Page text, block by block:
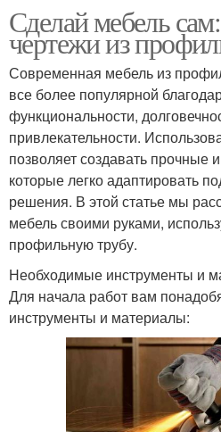
Сделай мебель
чертежи из
Современная мебель из
все более популярной
функциональности,
привлекательности.
позволяет создавать прочные
которые легко адаптировать
решения. В этой статье мы
мебель своими руками,
профильную трубу.
Необходимые инструменты и
Для начала работ вам
инструменты и материалы: